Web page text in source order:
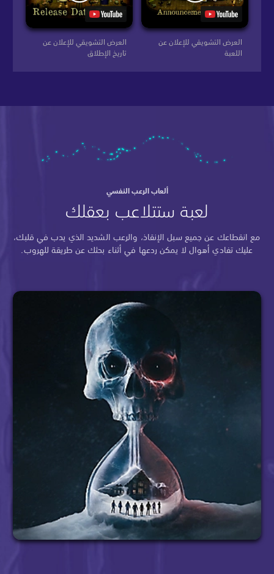
العرض التشويقي للإعلان عن
تاريخ الإطلاق
العرض التشويقي للإعلان عن
اللعبة
ألعاب الرعب النفسي
لعبة ستتلاعب بعقلك
مع انقطاعك عن جميع سبل الإنقاذ، والرعب الشديد الذي يدب في قلبك،
عليك تفادي أهوال لا يمكن ردعها في أثناء بحثك عن طريقة للهروب.